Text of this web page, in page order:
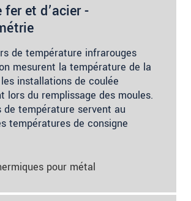
fer et d’acier -
de température infrarouges
mesurent la température de la
installations de coulée
lors du remplissage des moules.
de température servent au
températures de consigne
pour métal